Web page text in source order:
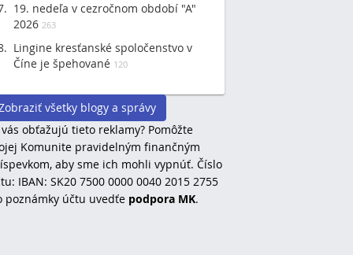
19. nedeľa v cezročnom období "A"
2026 263
Lingine kresťanské spoločenstvo v
Číne je špehované 120
všetky blogy a správy
obťažujú tieto reklamy? Pomôžte
Komunite pravidelným finančným
aby sme ich mohli vypnúť. Číslo
IBAN: SK20 7500 0000 0040 2015 2755
poznámky účtu uvedťe podpora MK.